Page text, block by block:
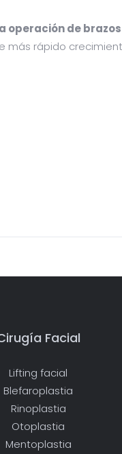
operación de
más rápido
Facial
Lifting facial
Blefaroplastia
Rinoplastia
Otoplastia
Mentoplastia